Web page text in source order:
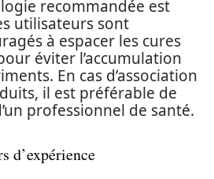
recommandée est
utilisateurs sont
à espacer les cures
éviter l’accumulation
En cas d’association
il est préférable de
professionnel de santé.
d’expérience